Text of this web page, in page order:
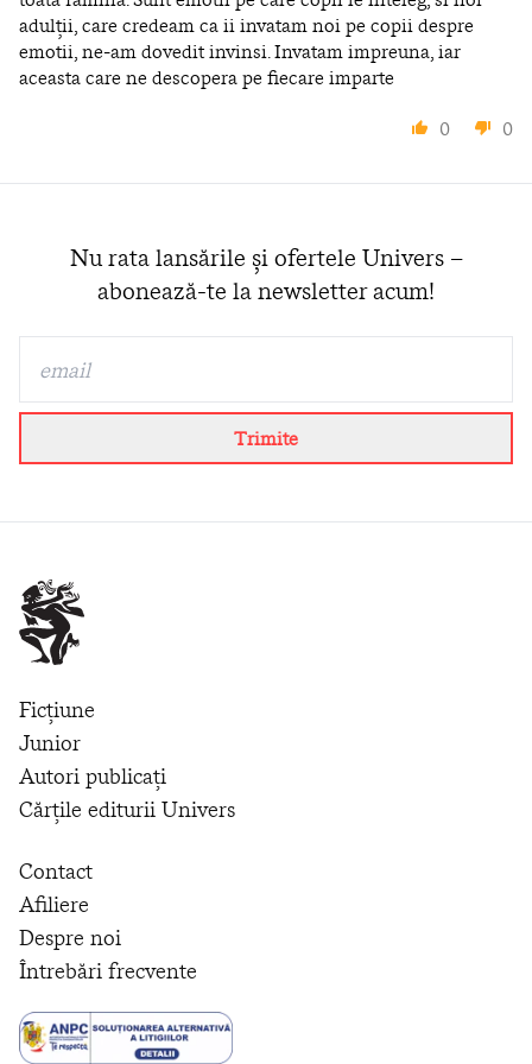
adulții, care credeam ca ii invatam noi pe copii despre
emotii, ne-am dovedit invinsi. Invatam impreuna, iar
aceasta care ne descopera pe fiecare imparte
0
0
Nu rata lansările și ofertele Univers –
abonează-te la newsletter acum!
Trimite
Ficțiune
Junior
Autori publicați
Cărțile editurii Univers
Contact
Afiliere
Despre noi
Întrebări frecvente